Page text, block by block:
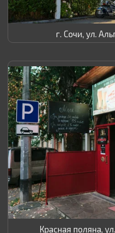
г. Сочи, ул.
Красная поляна,